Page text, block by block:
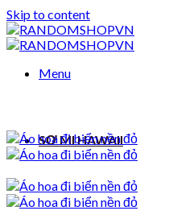
Skip to content
Menu
SƠ MI HAWAII